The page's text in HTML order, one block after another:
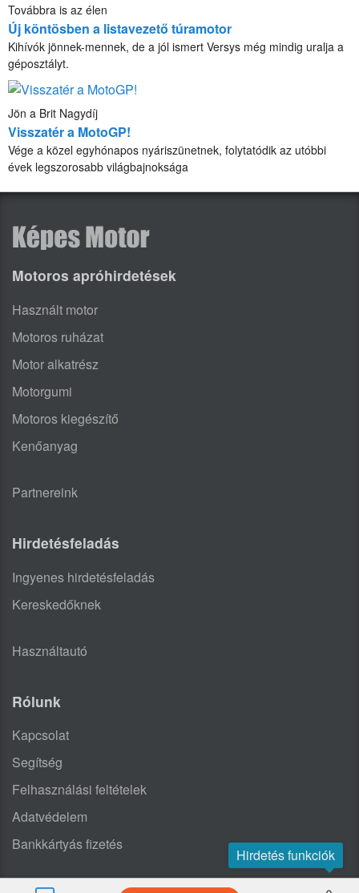
Hirdetés funkciók
Továbbra is az élen
Új köntösben a listavezető túramotor
Kihívók jönnek-mennek, de a jól ismert Versys még mindig uralja a
géposztályt.
Jön a Brit Nagydíj
Visszatér a MotoGP!
Vége a közel egyhónapos nyáriszünetnek, folytatódik az utóbbi
évek legszorosabb világbajnoksága
Motoros apróhirdetések
Használt motor
Motoros ruházat
Motor alkatrész
Motorgumi
Motoros kiegészítő
Kenőanyag
Partnereink
Hirdetésfeladás
Ingyenes hirdetésfeladás
Kereskedőknek
Használtautó
Rólunk
Kapcsolat
Segítség
Felhasználási feltételek
Adatvédelem
Bankkártyás fizetés